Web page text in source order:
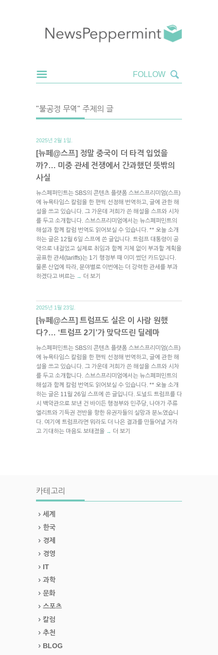
"불공정 무역" 주제의 글
2025년 2월 1일.
[뉴페@스프] 정말 중국이 더 타격 입었을
까?… 미중 관세 전쟁에서 간과했던 뜻밖의
사실
뉴스페퍼민트는 SBS의 콘텐츠 플랫폼 스브스프리미엄(스프)
에 뉴욕타임스 칼럼을 한 편씩 선정해 번역하고, 글에 관한 해
설을 쓰고 있습니다. 그 가운데 저희가 쓴 해설을 스프와 시차
를 두고 소개합니다. 스브스프리미엄에서는 뉴스페퍼민트의
해설과 함께 칼럼 번역도 읽어보실 수 있습니다. ** 오늘 소개
하는 글은 12월 6일 스프에 쓴 글입니다. 트럼프 대통령이 공
약으로 내걸었고 실제로 취임과 함께 지체 없이 부과할 계획을
공표한 관세(tariffs)는 1기 행정부 때 이미 썼던 카드입니다.
물론 산업에 따라, 분야별로 이번에는 더 강력한 관세를 부과
하겠다고 벼르는 → 더 보기
2025년 1월 23일.
[뉴페@스프] 트럼프도 실은 이 사람 원했
다?… ‘트럼프 2기’가 맞닥뜨린 딜레마
뉴스페퍼민트는 SBS의 콘텐츠 플랫폼 스브스프리미엄(스프)
에 뉴욕타임스 칼럼을 한 편씩 선정해 번역하고, 글에 관한 해
설을 쓰고 있습니다. 그 가운데 저희가 쓴 해설을 스프와 시차
를 두고 소개합니다. 스브스프리미엄에서는 뉴스페퍼민트의
해설과 함께 칼럼 번역도 읽어보실 수 있습니다. ** 오늘 소개
하는 글은 11월 26일 스프에 쓴 글입니다. 도널드 트럼프를 다
시 백악관으로 보낸 건 바이든 행정부와 민주당, 나아가 주류
엘리트와 기득권 전반을 향한 유권자들의 실망과 분노였습니
다. 여기에 트럼프라면 뭐라도 더 나은 결과를 만들어낼 거라
고 기대하는 마음도 보태졌을 → 더 보기
카테고리
세계
한국
경제
경영
IT
과학
문화
스포츠
칼럼
추천
BLOG